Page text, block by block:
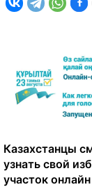
Казахстанцы
узнать свой
участок онлайн